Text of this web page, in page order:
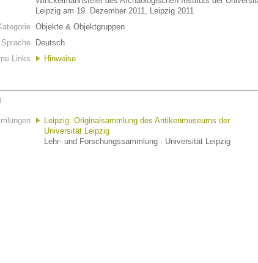
Leipzig am 19. Dezember 2011, Leipzig 2011
Objekte & Objektgruppen
Sprache
Deutsch
Links
Hinweise
Leipzig: Originalsammlung des Antikenmuseums der
Universität Leipzig
Lehr- und Forschungssammlung · Universität Leipzig